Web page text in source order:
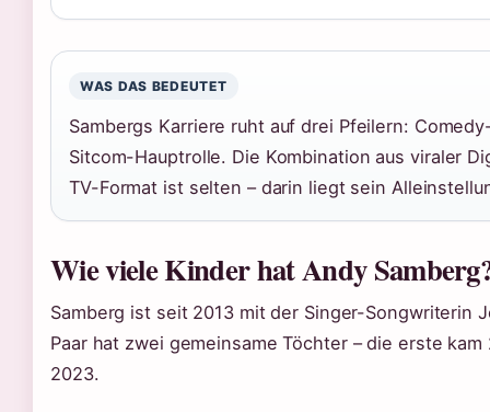
WAS DAS BEDEUTET
Sambergs Karriere ruht auf drei Pfeilern:
Sitcom-Hauptrolle. Die Kombination aus viraler
TV-Format ist selten – darin liegt sein
Wie viele Kinder hat Andy
Samberg ist seit 2013 mit der Singer-Songwriterin
Paar hat zwei gemeinsame Töchter – die erste
2023.